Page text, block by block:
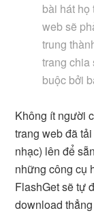
bài hát họ
web sẽ
trung
trang chia
buộc bởi
Không ít người
trang web đã
nhạc) lên để
những công cụ
FlashGet sẽ tự
download